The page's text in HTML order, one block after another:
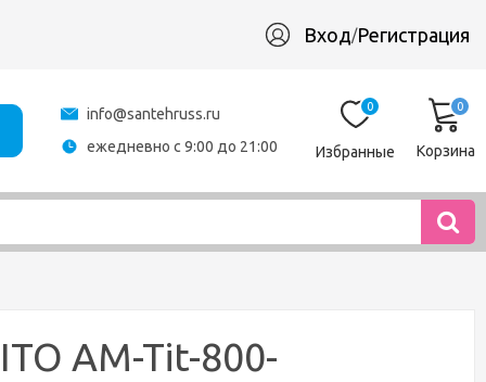
Вход/Регистрация
info@santehruss.ru
ежедневно с 9:00 до 21:00
0
Избранные
0
Корзина
AM-Tit-800-